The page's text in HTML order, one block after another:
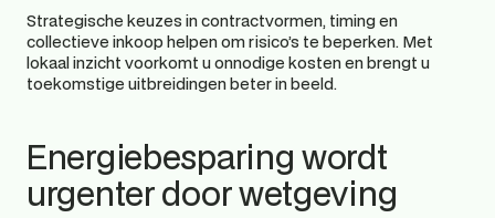
Strategische keuzes in contractvormen, timing en
collectieve inkoop helpen om risico’s te beperken. Met
lokaal inzicht voorkomt u onnodige kosten en brengt u
toekomstige uitbreidingen beter in beeld.
Energiebesparing wordt
urgenter door wetgeving